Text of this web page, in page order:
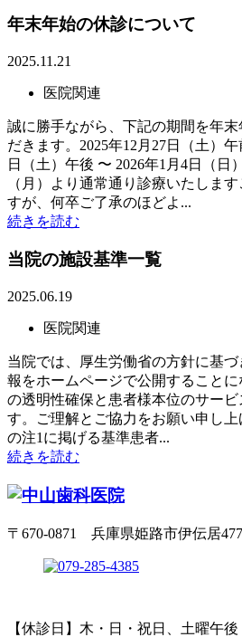
年末年始の休診について
2025.11.21
医院関連
誠に勝手ながら、下記の期間を年
だきます。2025年12月27日（土）
日（土）午後 〜 2026年1月4日（日
（月）より通常通り診療いたしま
すが、何卒ご了承のほどよ...
続きを読む
当院の施設基準一覧
2025.06.19
医院関連
当院では、厚生労働省の方針に基
報をホームページで公開すること
の透明性確保と患者様本位のサー
す。ご理解とご協力をお願い申し上
の注1に掲げる基準患者...
続きを読む
〒670-0871 兵庫県姫路市伊伝居
【休診日】木・日・祝日、土曜午後